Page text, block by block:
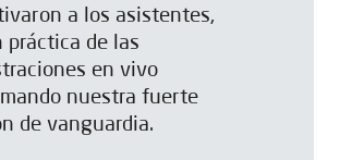
a los asistentes,
práctica de las
en vivo
nuestra fuerte
de vanguardia.